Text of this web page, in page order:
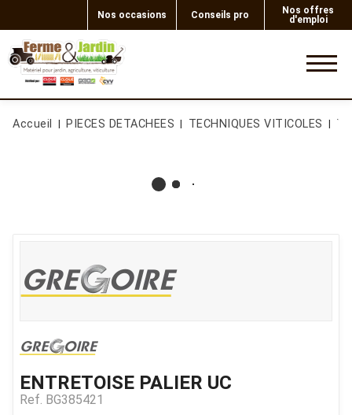
Nos occasions Conseils pro
Nos offres
d'emploi
Accueil PIECES DETACHEES TECHNIQUES VITICOLES
ENTRETOISE PALIER UC
Ref. BG385421